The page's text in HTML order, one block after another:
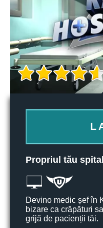
Propriul tău
Devino medic șef în
bizare ca crăpături
grijă de pacienții tăi.